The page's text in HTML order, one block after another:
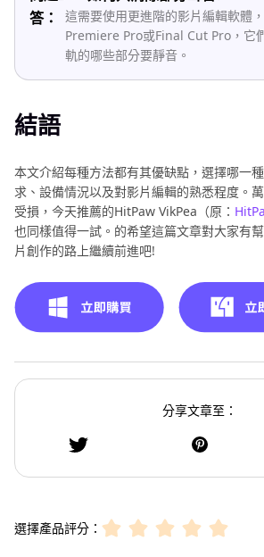
答：
這需要使用更進階的影片編輯軟體
Premiere Pro或Final Cut Pro，它
軌的哪些部分要靜音。
結語
本文介紹每種方法都有其優缺點，選擇哪一
求、設備情況以及對影片編輯的熟悉程度。
受損，今天推薦的HitPaw VikPea（原：
也同樣值得一試。的希望這篇文章對大家有
片創作的路上繼續前進吧!
分享文章至：
選擇產品評分：